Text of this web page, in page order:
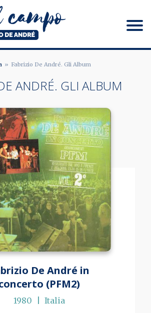
Fabrizio De André. Gli Album
ANDRÉ. GLI ALBUM
De André in
(PFM2)
1980 Italia